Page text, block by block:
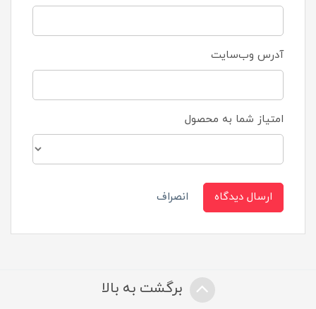
آدرس وب‌سایت
امتیاز شما به محصول
ارسال دیدگاه انصراف
برگشت به بالا